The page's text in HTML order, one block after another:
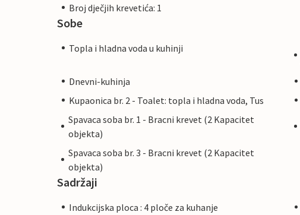
Broj dječjih krevetića: 1
Sobe
Topla i hladna voda u kuhinji
Dnevni-kuhinja
Kupaonica br. 2 - Toalet: topla i hladna voda, Tus
Spavaca soba br. 1 - Bracni krevet (2 Kapacitet
objekta)
Spavaca soba br. 3 - Bracni krevet (2 Kapacitet
objekta)
Sadržaji
Indukcijska ploca : 4 ploče za kuhanje